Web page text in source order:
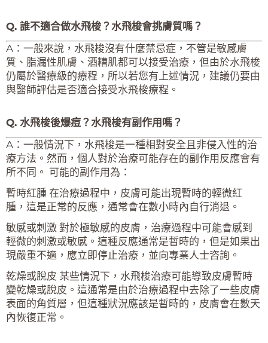
Q. 誰不適合做水飛梭？水飛梭會挑膚質嗎？
A：一般來說，水飛梭沒有什麼禁忌症，不管是敏感膚
質、脂漏性肌膚、酒糟肌都可以接受治療，但由於水飛梭
仍屬於醫療級的療程，所以若您有上述情況，建議仍要由
與醫師評估是否適合接受水飛梭療程。
Q. 水飛梭後爆痘？水飛梭有副作用嗎？
A： 一般情況下，水飛梭是一種相對安全且非侵入性的治
療方法。然而，個人對於治療可能存在的副作用反應會有
所不同。 可能的副作用為：
暫時紅腫 在治療過程中，皮膚可能出現暫時的輕微紅
腫，這是正常的反應，通常會在數小時內自行消退。
敏感或刺激 對於極敏感的皮膚，治療過程中可能會感到
輕微的刺激或敏感。這種反應通常是暫時的，但是如果出
現嚴重不適，應立即停止治療，並向專業人士咨詢。
乾燥或脫皮 某些情況下，水飛梭治療可能導致皮膚暫時
變乾燥或脫皮。這通常是由於治療過程中去除了一些皮膚
表面的角質層，但這種狀況應該是暫時的，皮膚會在數天
內恢復正常。